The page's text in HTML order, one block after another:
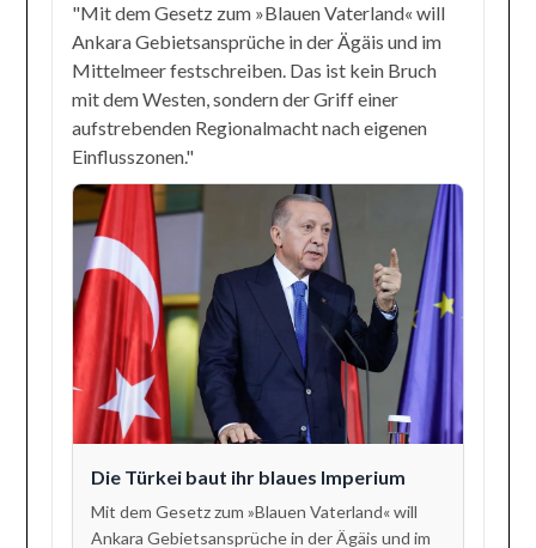
"Mit dem Gesetz zum »Blauen Vaterland« will
Ankara Gebietsansprüche in der Ägäis und im
Mittelmeer festschreiben. Das ist kein Bruch
mit dem Westen, sondern der Griff einer
aufstrebenden Regionalmacht nach eigenen
Einflusszonen."
Die Türkei baut ihr blaues Imperium
Mit dem Gesetz zum »Blauen Vaterland« will
Ankara Gebietsansprüche in der Ägäis und im